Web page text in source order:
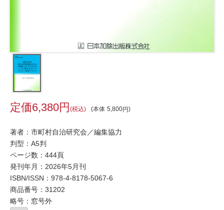
本体 5,800
6,380 税込
著者：市町村自治研究会／編集協力
判型：A5判
ページ数：444頁
発刊年月：2026年5月刊
ISBN/ISSN： 978-4-8178-5067-6
商品番号：31202
略号：窓号外